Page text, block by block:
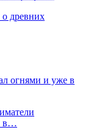
о древних
огнями и уже в
в…